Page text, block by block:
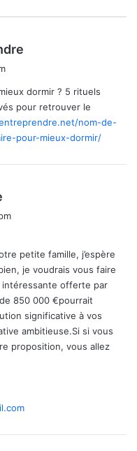
:
dormir ? 5 rituels
pour retrouver le
nom-de-
pour-mieux-dormir/
:
petite famille, j’espère
je voudrais vous faire
intéressante offerte par
850 000 €pourrait
significative à vos
ambitieuse.Si si vous
proposition, vous allez